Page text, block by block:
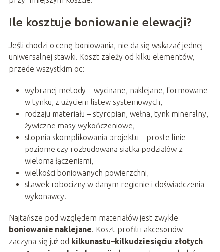
Ile kosztuje boniowanie elewacji?
Jeśli chodzi o cenę boniowania, nie da się wskazać jednej
uniwersalnej stawki. Koszt zależy od kilku elementów,
przede wszystkim od:
wybranej metody – wycinane, naklejane, formowane
w tynku, z użyciem listew systemowych,
rodzaju materiału – styropian, wełna, tynk mineralny,
żywiczne masy wykończeniowe,
stopnia skomplikowania projektu – proste linie
poziome czy rozbudowana siatka podziałów z
wieloma łączeniami,
wielkości boniowanych powierzchni,
stawek robocizny w danym regionie i doświadczenia
wykonawcy.
Najtańsze pod względem materiałów jest zwykle
boniowanie naklejane. Koszt profili i akcesoriów
zaczyna się już od kilkunastu–kilkudziesięciu złotych